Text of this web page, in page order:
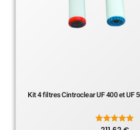
Kit 4 filtres Cintroclear UF 400 et UF